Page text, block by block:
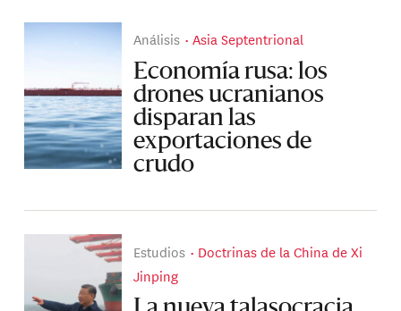
Análisis Asia Septentrional
Economía rusa: los
drones ucranianos
disparan las
exportaciones de
crudo
Estudios
Doctrinas de la China de Xi
Jinping